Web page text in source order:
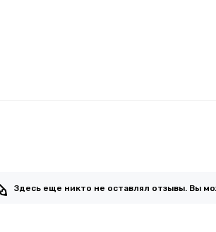
Здесь еще никто не оставлял отзывы. Вы